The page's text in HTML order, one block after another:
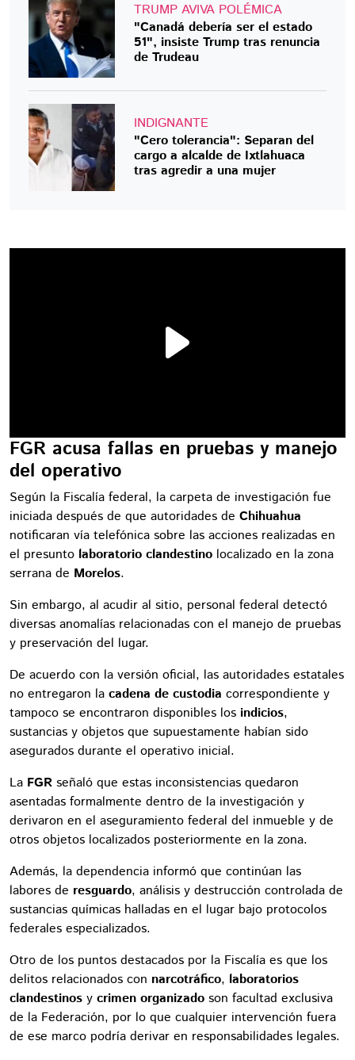
TRUMP AVIVA POLÉMICA
"Canadá debería ser el estado
51", insiste Trump tras renuncia
de Trudeau
INDIGNANTE
"Cero tolerancia": Separan del
cargo a alcalde de Ixtlahuaca
tras agredir a una mujer
FGR acusa fallas en pruebas y manejo
del operativo
Según la Fiscalía federal, la carpeta de investigación fue
iniciada después de que autoridades de Chihuahua
notificaran vía telefónica sobre las acciones realizadas en
el presunto laboratorio clandestino localizado en la zona
serrana de Morelos.
Sin embargo, al acudir al sitio, personal federal detectó
diversas anomalías relacionadas con el manejo de pruebas
y preservación del lugar.
De acuerdo con la versión oficial, las autoridades estatales
no entregaron la cadena de custodia correspondiente y
tampoco se encontraron disponibles los indicios,
sustancias y objetos que supuestamente habían sido
asegurados durante el operativo inicial.
La FGR señaló que estas inconsistencias quedaron
asentadas formalmente dentro de la investigación y
derivaron en el aseguramiento federal del inmueble y de
otros objetos localizados posteriormente en la zona.
Además, la dependencia informó que continúan las
labores de resguardo, análisis y destrucción controlada de
sustancias químicas halladas en el lugar bajo protocolos
federales especializados.
Otro de los puntos destacados por la Fiscalía es que los
delitos relacionados con narcotráfico, laboratorios
clandestinos y crimen organizado son facultad exclusiva
de la Federación, por lo que cualquier intervención fuera
de ese marco podría derivar en responsabilidades legales.